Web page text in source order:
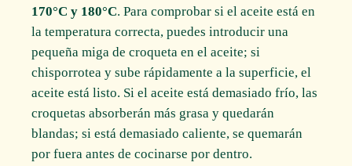
170°C y 180°C. Para comprobar si el aceite está en
la temperatura correcta, puedes introducir una
pequeña miga de croqueta en el aceite; si
chisporrotea y sube rápidamente a la superficie, el
aceite está listo. Si el aceite está demasiado frío, las
croquetas absorberán más grasa y quedarán
blandas; si está demasiado caliente, se quemarán
por fuera antes de cocinarse por dentro.